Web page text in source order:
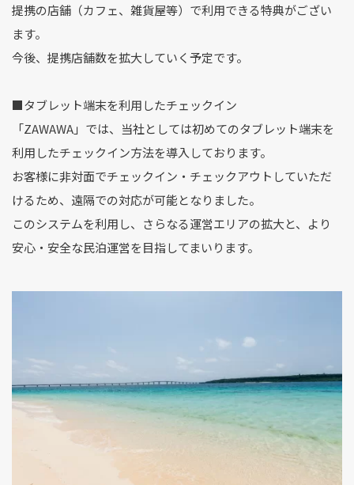
提携の店舗（カフェ、雑貨屋等）で利用できる特典がござい
ます。
今後、提携店舗数を拡大していく予定です。
■タブレット端末を利用したチェックイン
「ZAWAWA」では、当社としては初めてのタブレット端末を
利用したチェックイン方法を導入しております。
お客様に非対面でチェックイン・チェックアウトしていただ
けるため、遠隔での対応が可能となりました。
このシステムを利用し、さらなる運営エリアの拡大と、より
安心・安全な民泊運営を目指してまいります。